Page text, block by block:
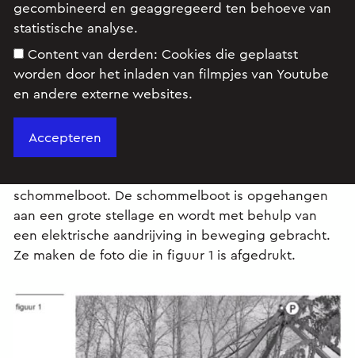
Opgave
Anne en Bas bezoeken een pretpark om voor hun
schommelboot. De schommelboot is opgehangen
aan een grote stellage en wordt met behulp van
een elektrische aandrijving in beweging gebracht.
Ze maken de foto die in figuur 1 is afgedrukt.
gecombineerd en geaggregeerd ten behoeve van
statistische analyse.
Content van derden: Cookies die geplaatst
worden door het inladen van filmpjes van Youtube
en andere externe websites.